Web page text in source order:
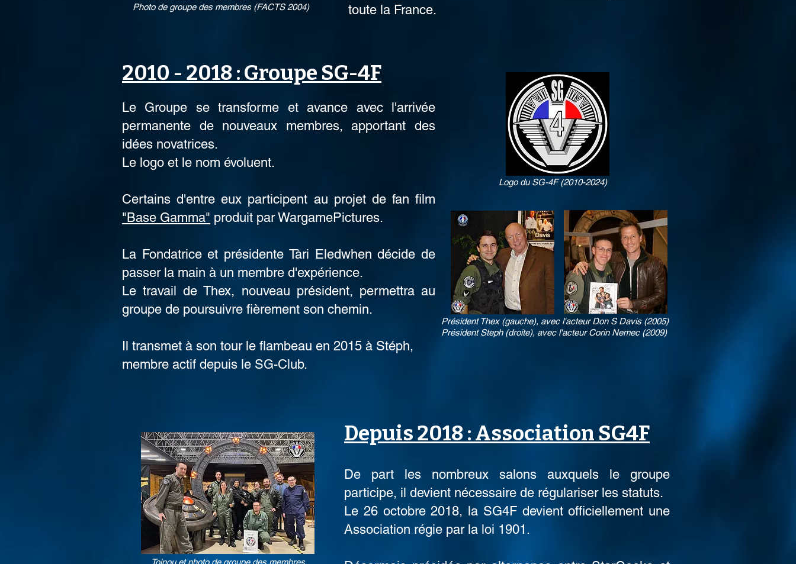
Photo de groupe des membres (FACTS 2004)
toute la France.
2010 - 2018 : Groupe SG-4F
Le Groupe se transforme et avance avec l'arrivée
permanente de nouveaux membres, apportant des
idées novatrices.
Le logo et le nom évoluent.
Certains d'entre eux participent au projet de fan film
"Base Gamma" produit par WargamePictures.
La Fondatrice et présidente Tàri Eledwhen décide de
passer la main à un membre d'expérience.
Le travail de Thex, nouveau président, permettra au
groupe de poursuivre fièrement son chemin.
Il transmet à son tour le flambeau en 2015 à Stéph,
membre actif depuis le SG-Club.
Logo du SG-4F (2010-2024)
Président Thex (gauche), avec l'acteur Don S Davis (2005)
Président Steph (droite), avec l'acteur Corin Nemec (2009)
Toinou et photo de groupe des membres
Depuis 2018 : Association SG4F
De part les nombreux salons auxquels le groupe
participe, il devient nécessaire de régulariser les statuts.
Le 26 octobre 2018, la SG4F devient officiellement une
Association régie par la loi 1901.